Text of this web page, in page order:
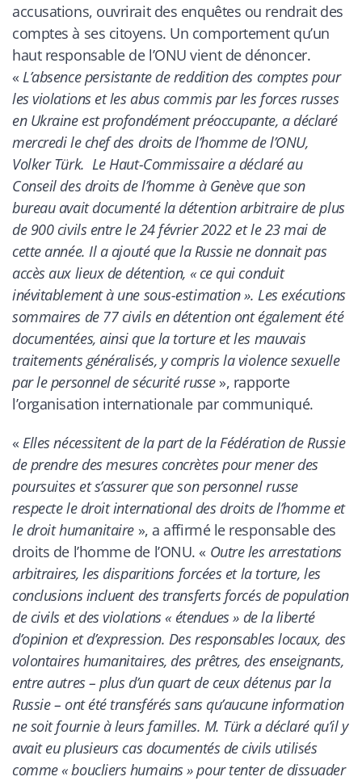
accusations, ouvrirait des enquêtes ou rendrait des
comptes à ses citoyens. Un comportement qu’un
haut responsable de l’ONU vient de dénoncer.
« L’absence persistante de reddition des comptes pour
les violations et les abus commis par les forces russes
en Ukraine est profondément préoccupante, a déclaré
mercredi le chef des droits de l’homme de l’ONU,
Volker Türk. Le Haut-Commissaire a déclaré au
Conseil des droits de l’homme à Genève que son
bureau avait documenté la détention arbitraire de plus
de 900 civils entre le 24 février 2022 et le 23 mai de
cette année. Il a ajouté que la Russie ne donnait pas
accès aux lieux de détention, « ce qui conduit
inévitablement à une sous-estimation ». Les exécutions
sommaires de 77 civils en détention ont également été
documentées, ainsi que la torture et les mauvais
traitements généralisés, y compris la violence sexuelle
par le personnel de sécurité russe», rapporte
l’organisation internationale par communiqué.
«Elles nécessitent de la part de la Fédération de Russie
de prendre des mesures concrètes pour mener des
poursuites et s’assurer que son personnel russe
respecte le droit international des droits de l’homme et
le droit humanitaire », a affirmé le responsable des
droits de l’homme de l’ONU. « Outre les arrestations
arbitraires, les disparitions forcées et la torture, les
conclusions incluent des transferts forcés de population
de civils et des violations « étendues » de la liberté
d’opinion et d’expression. Des responsables locaux, des
volontaires humanitaires, des prêtres, des enseignants,
entre autres – plus d’un quart de ceux détenus par la
Russie – ont été transférés sans qu’aucune information
ne soit fournie à leurs familles. M. Türk a déclaré qu’il y
avait eu plusieurs cas documentés de civils utilisés
comme « boucliers humains » pour tenter de dissuader